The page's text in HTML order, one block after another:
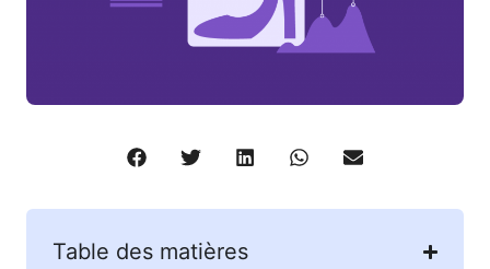
Table des matières